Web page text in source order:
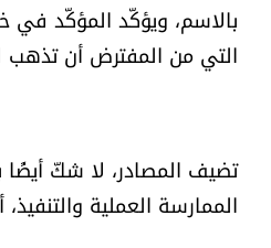
بالاسم، ويؤكّد المؤكّد في
التي من المفترض أن
تضيف المصادر، لا شكّ أيضًا
الممارسة العملية